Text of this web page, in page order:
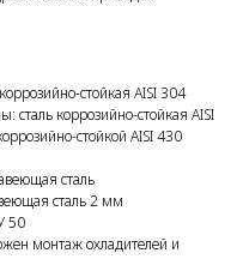
стойкая AISI 304
коррозийно-стойкая AISI
стойкой AISI 430
сталь
сталь 2 мм
50
монтаж охладителей и